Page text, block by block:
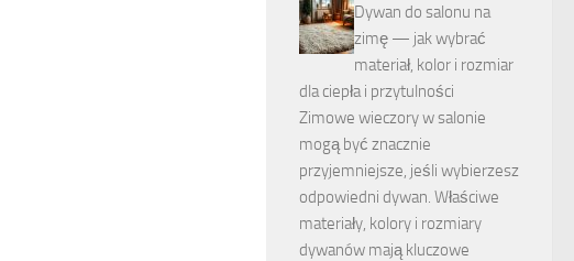
Dywan do salonu na
zimę — jak wybrać
materiał, kolor i rozmiar
dla ciepła i przytulności
Zimowe wieczory w salonie
mogą być znacznie
przyjemniejsze, jeśli wybierzesz
odpowiedni dywan. Właściwe
materiały, kolory i rozmiary
dywanów mają kluczowe